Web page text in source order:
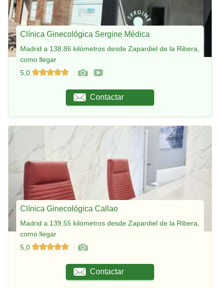
Clínica Ginecológica Sergine Médica
Madrid a 138,86 kilómetros desde Zapardiel de la Ribera,
como llegar
5,0
Contactar
Clínica Ginecológica Callao
Madrid a 139,55 kilómetros desde Zapardiel de la Ribera,
como llegar
5,0
Contactar